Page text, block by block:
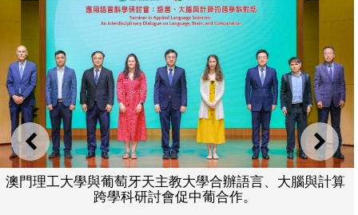
上一則 下一
澳門理工大學與葡萄牙天主教大學合辦語言、大腦與計算
跨學科研討會促中葡合作。